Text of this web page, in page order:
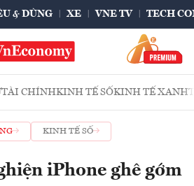
& DÙNG XE VNE TV TECH
TÀI CHÍNHKINH TẾ SỐKINH TẾ XANH
KINH TẾ SỐ
iPhone ghê gớm